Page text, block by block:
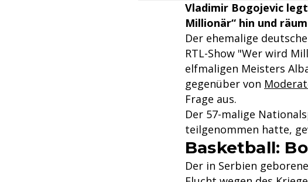
Vladimir Bogojevic
Millionär“ hin und
Der ehemalige
RTL-Show "Wer wird
elfmaligen Meisters
gegenüber von
Frage aus.
Der 57-malige
teilgenommen hatte,
Basketball:
Der in Serbien